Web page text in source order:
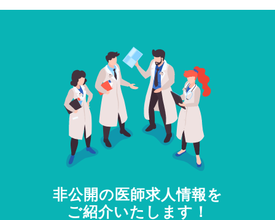
非公開の医師求人情報を
ご紹介いたします！